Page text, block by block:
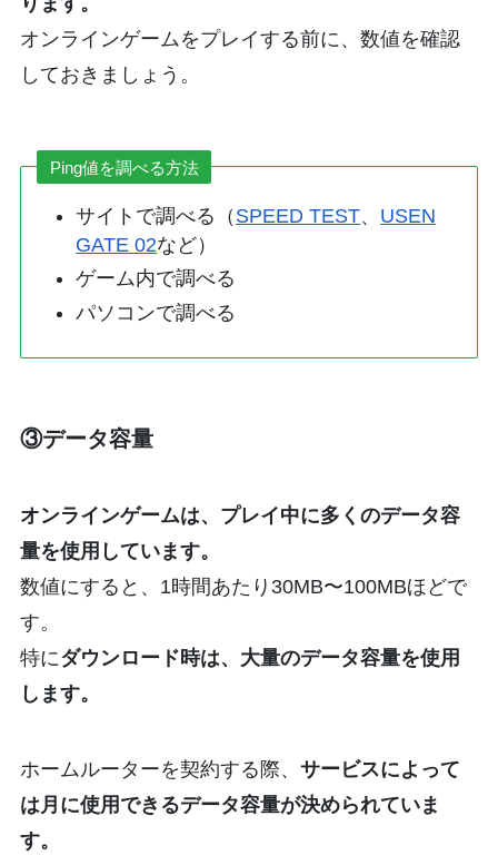
オンラインゲームをプレイする前に、数値を確認
しておきましょう。
Ping値を調べる方法
サイトで調べる（ SPEED TEST、 USEN
GATE 02など）
ゲーム内で調べる
パソコンで調べる
③データ容量
オンラインゲームは、プレイ中に多くのデータ容
量を使用しています。
数値にすると、1時間あたり30MB〜100MBほどで
す。
特にダウンロード時は、大量のデータ容量を使用
します。
ホームルーターを契約する際、 サービスによって
は月に使用できるデータ容量が決められていま
す。